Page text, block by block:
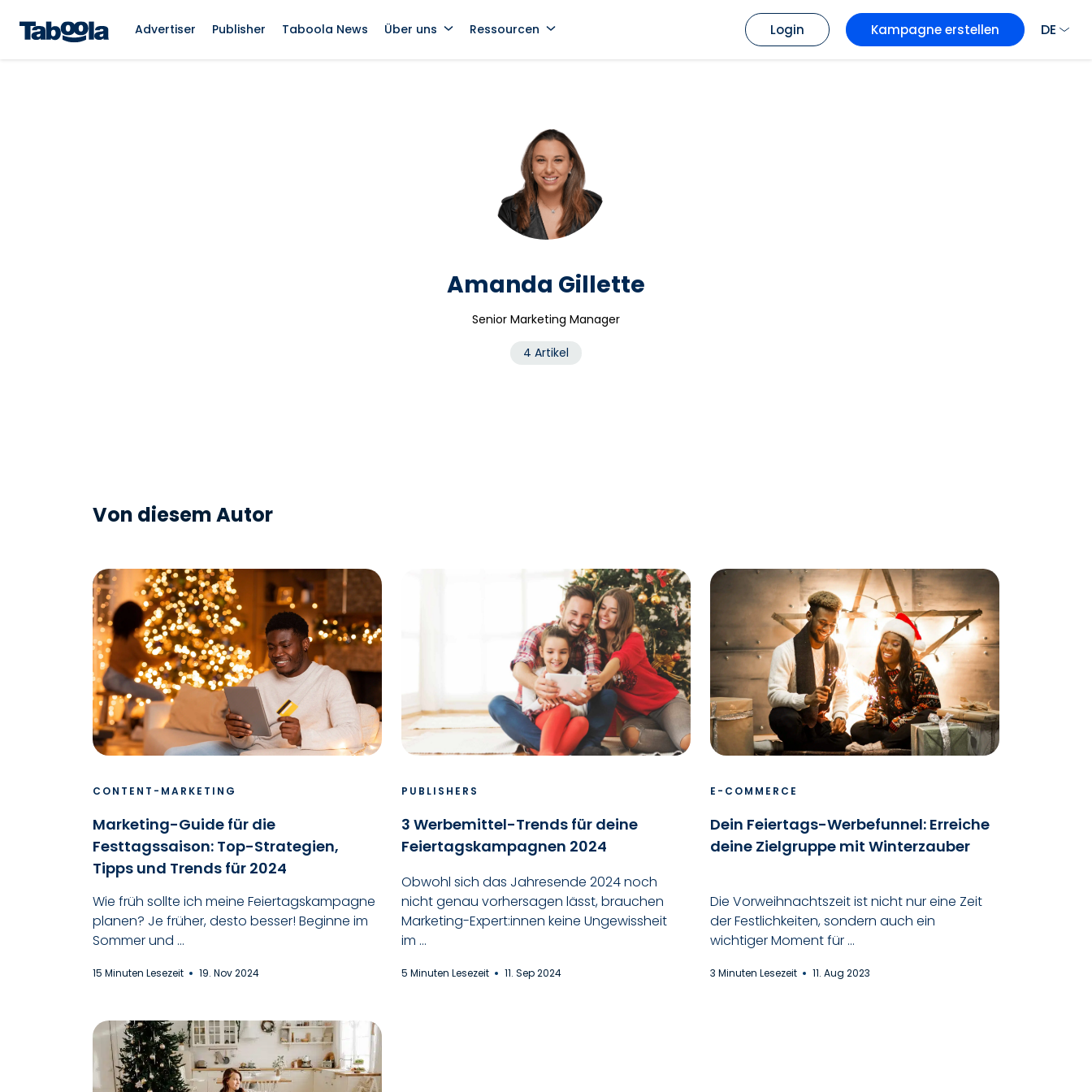
Advertiser Publisher Taboola News Über uns Ressourcen Login Kampagne erstellen DE
Amanda Gillette
Senior Marketing Manager
4 Artikel
Von diesem Autor
CONTENT-MARKETING
Marketing-Guide für die
Festtagssaison: Top-Strategien,
Tipps und Trends für 2024
Wie früh sollte ich meine Feiertagskampagne
planen? Je früher, desto besser! Beginne im
Sommer und ...
15 Minuten Lesezeit 19. Nov 2024
PUBLISHERS
3 Werbemittel-Trends für deine
Feiertagskampagnen 2024
Obwohl sich das Jahresende 2024 noch
nicht genau vorhersagen lässt, brauchen
Marketing-Expert:innen keine Ungewissheit
im ...
5 Minuten Lesezeit 11. Sep 2024
E-COMMERCE
Dein Feiertags-Werbefunnel: Erreiche
deine Zielgruppe mit Winterzauber
Die Vorweihnachtszeit ist nicht nur eine Zeit
der Festlichkeiten, sondern auch ein
wichtiger Moment für ...
3 Minuten Lesezeit 11. Aug 2023